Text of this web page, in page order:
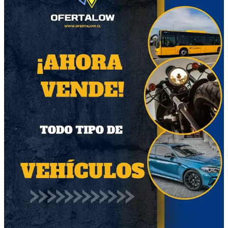
Micrófono Inalámbrico
WM700 Philco
30% OFF
$17.500
$25.000
Región Metropolitana
Producto Nuevo
Sabaton - Primo
Victoria CD
$7000
Región Metropolitana
Producto Usado
47 49